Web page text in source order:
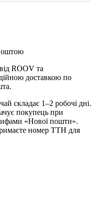
ROOV та
доставкою по
складає 1–2 робочі дні.
покупець при
«Нової пошти».
номер ТТН для